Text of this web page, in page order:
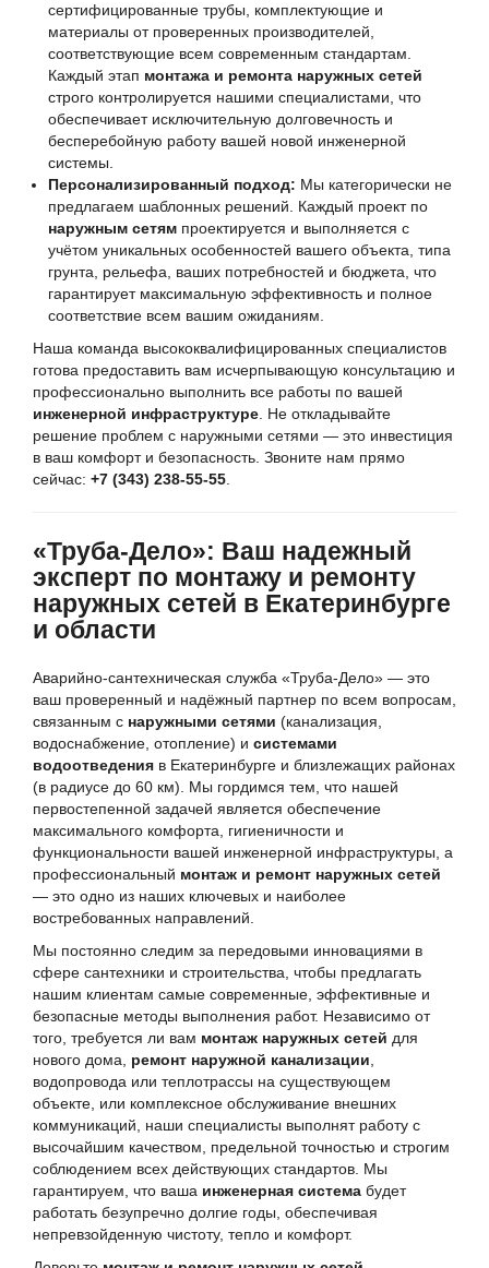
сертифицированные трубы, комплектующие и
материалы от проверенных производителей,
соответствующие всем современным стандартам.
Каждый этап монтажа и ремонта наружных сетей
строго контролируется нашими специалистами, что
обеспечивает исключительную долговечность и
бесперебойную работу вашей новой инженерной
системы.
Персонализированный подход: Мы категорически не
предлагаем шаблонных решений. Каждый проект по
наружным сетям проектируется и выполняется с
учётом уникальных особенностей вашего объекта, типа
грунта, рельефа, ваших потребностей и бюджета, что
гарантирует максимальную эффективность и полное
соответствие всем вашим ожиданиям.
Наша команда высококвалифицированных специалистов
готова предоставить вам исчерпывающую консультацию и
профессионально выполнить все работы по вашей
инженерной инфраструктуре . Не откладывайте
решение проблем с наружными сетями — это инвестиция
в ваш комфорт и безопасность. Звоните нам прямо
сейчас: +7 (343) 238-55-55
«Труба-Дело»: Ваш надежный
эксперт по монтажу и ремонту
наружных сетей в Екатеринбурге
и области
Аварийно-сантехническая служба «Труба-Дело» — это
ваш проверенный и надёжный партнер по всем вопросам,
связанным с наружными сетями (канализация,
водоснабжение, отопление) и системами
водоотведения в Екатеринбурге и близлежащих районах
(в радиусе до 60 км). Мы гордимся тем, что нашей
первостепенной задачей является обеспечение
максимального комфорта, гигиеничности и
функциональности вашей инженерной инфраструктуры, а
профессиональный монтаж и ремонт наружных сетей
— это одно из наших ключевых и наиболее
востребованных направлений.
Мы постоянно следим за передовыми инновациями в
сфере сантехники и строительства, чтобы предлагать
нашим клиентам самые современные, эффективные и
безопасные методы выполнения работ. Независимо от
того, требуется ли вам монтаж наружных сетей для
нового дома, ремонт наружной канализации,
водопровода или теплотрассы на существующем
объекте, или комплексное обслуживание внешних
коммуникаций, наши специалисты выполнят работу с
высочайшим качеством, предельной точностью и строгим
соблюдением всех действующих стандартов. Мы
гарантируем, что ваша инженерная система будет
работать безупречно долгие годы, обеспечивая
непревзойденную чистоту, тепло и комфорт.